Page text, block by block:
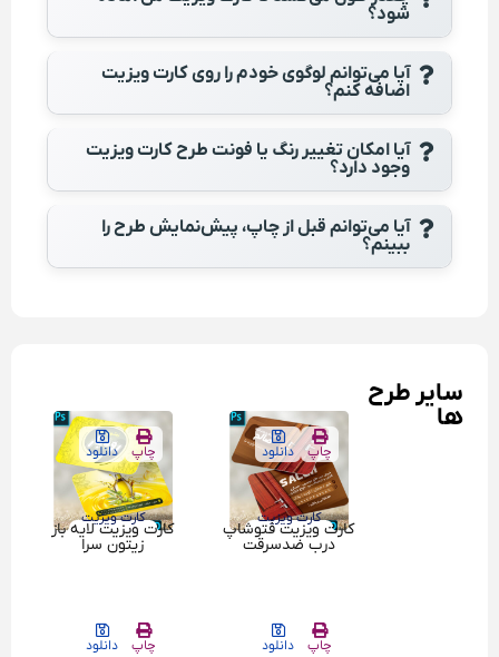
شود؟
آیا می‌توانم لوگوی خودم را روی کارت ویزیت
اضافه کنم؟
آیا امکان تغییر رنگ یا فونت طرح کارت ویزیت
وجود دارد؟
آیا می‌توانم قبل از چاپ، پیش‌نمایش طرح را
ببینم؟
سایر طرح
ها
چاپ دانلود
کارت ویزیت
کارت ویزیت فتوشاپ
درب ضدسرقت
چاپ دانلود
کارت ویزیت
کارت ویزیت لایه باز
زیتون سرا
چاپ دانلود چاپ دانلود